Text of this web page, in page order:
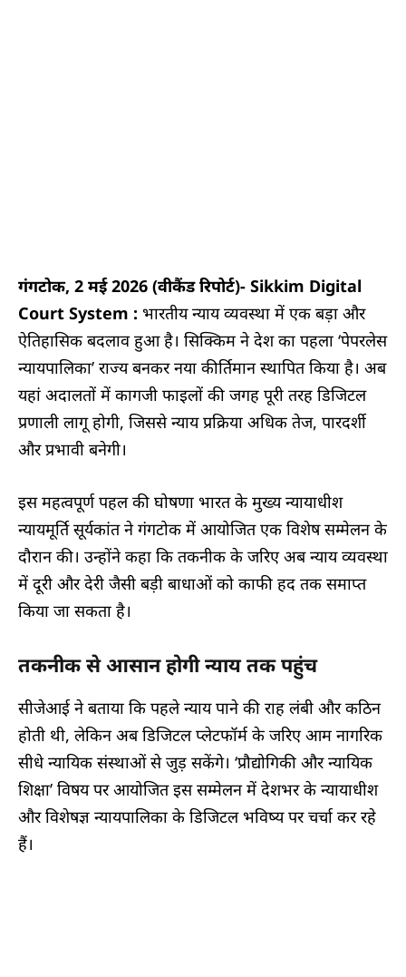
गंगटोक, 2 मई 2026 (वीकैंड रिपोर्ट)- Sikkim Digital
Court System : भारतीय न्याय व्यवस्था में एक बड़ा और
ऐतिहासिक बदलाव हुआ है। सिक्किम ने देश का पहला ‘पेपरलेस
न्यायपालिका’ राज्य बनकर नया कीर्तिमान स्थापित किया है। अब
यहां अदालतों में कागजी फाइलों की जगह पूरी तरह डिजिटल
प्रणाली लागू होगी, जिससे न्याय प्रक्रिया अधिक तेज, पारदर्शी
और प्रभावी बनेगी।
इस महत्वपूर्ण पहल की घोषणा भारत के मुख्य न्यायाधीश
न्यायमूर्ति सूर्यकांत ने गंगटोक में आयोजित एक विशेष सम्मेलन के
दौरान की। उन्होंने कहा कि तकनीक के जरिए अब न्याय व्यवस्था
में दूरी और देरी जैसी बड़ी बाधाओं को काफी हद तक समाप्त
किया जा सकता है।
तकनीक से आसान होगी न्याय तक पहुंच
सीजेआई ने बताया कि पहले न्याय पाने की राह लंबी और कठिन
होती थी, लेकिन अब डिजिटल प्लेटफॉर्म के जरिए आम नागरिक
सीधे न्यायिक संस्थाओं से जुड़ सकेंगे। ‘प्रौद्योगिकी और न्यायिक
शिक्षा’ विषय पर आयोजित इस सम्मेलन में देशभर के न्यायाधीश
और विशेषज्ञ न्यायपालिका के डिजिटल भविष्य पर चर्चा कर रहे
हैं।